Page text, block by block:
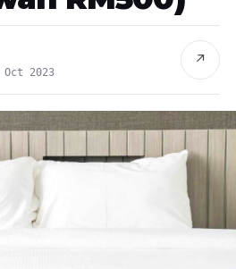
2023
↗